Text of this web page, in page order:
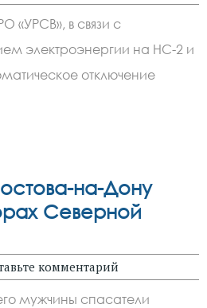
«УРСВ», в связи с
электроэнергии на НС-2 и
отключение
на-Дону
Северной
комментарий
мужчины спасатели